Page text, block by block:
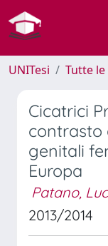
UNITesi Tutte le
Cicatrici
contrasto
genitali
Europa
Patano,
2013/2014